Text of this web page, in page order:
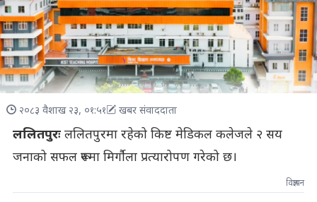
२०८३ वैशाख २३, ०१:५१ खबर संवाददाता
ललितपुरःललितपुरमा रहेको किष्ट मेडिकल कलेजले २ सय
जनाको सफल रूपमा मिर्गौला प्रत्यारोपण गरेको छ।
विज्ञापन